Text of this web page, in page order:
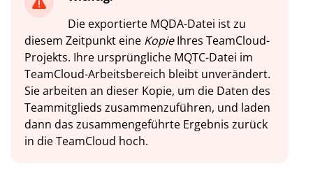
Die exportierte MQDA-Datei ist zu
diesem Zeitpunkt eine KopieIhres TeamCloud-
Projekts. Ihre ursprüngliche MQTC-Datei im
TeamCloud-Arbeitsbereich bleibt unverändert.
Sie arbeiten an dieser Kopie, um die Daten des
Teammitglieds zusammenzuführen, und laden
dann das zusammengeführte Ergebnis zurück
in die TeamCloud hoch.